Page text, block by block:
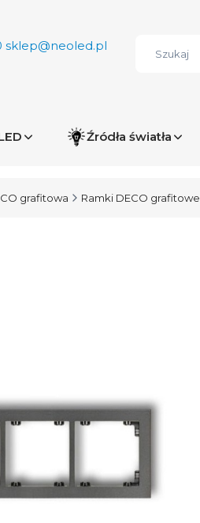
sklep@neoled.pl
Źródła światła
grafitowa Ramki DECO grafitowe